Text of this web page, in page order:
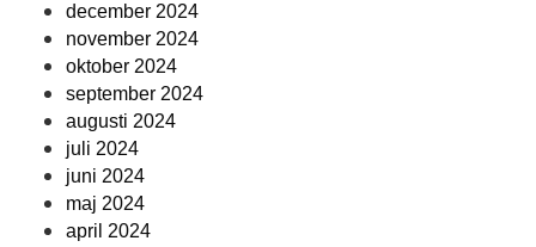
december 2024
november 2024
oktober 2024
september 2024
augusti 2024
juli 2024
juni 2024
maj 2024
april 2024